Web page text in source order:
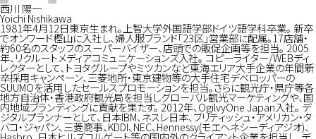
西川 陽一
Yoichi Nishikawa
1981年4月12日東京生まれ。上智大学外国語学部ドイツ語学科卒業。 新卒
でオンワード樫山に入社し、婦人服ブランド「23区」営業部に配属。17店舗・
約60名のスタッフのスーパーバイザー、店頭での販促企画等を担当。 2005
年、リクルートメディアコミュニケーションズ入社。 コピーライター/WEBディ
レクターとして、トヨタグループやミツカンなど東海エリア大手企業の年間新
卒採用キャンペーン、三菱地所・東京建物等の大手住宅デベロッパーの
SUUMOを活用したセールスプロモーションを担当。さらに観光庁・県庁等各
地方自治体・香港政府観光局を担当しグローバル観光マーケティングや、国
内地域ブランディングに貢献を果たす。 2012年、OgilvyOne Japan入社。 デ
ジタルプランナーとして、日本IBM、ネスレ日本、ブリティッシュ・アメリカン・タ
バコ・ジャパン、三菱商事、KDDI、NEC、Hennessy(モエヘネシーディアジオ)、